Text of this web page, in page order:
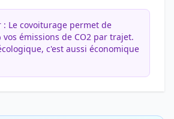
: Le covoiturage permet de
émissions de CO2 par trajet.
c'est aussi économique